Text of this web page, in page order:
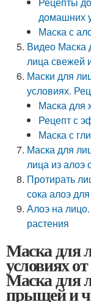
домашних
Маска с
Видео Маска
лица свежей
Маски для
условиях.
Маска для
Рецепт с
Маска с
Маска для
лица из алоэ
Протирать
сока алоэ
Алоэ на
растения
Маска для
условиях
Маска для
прыщей и